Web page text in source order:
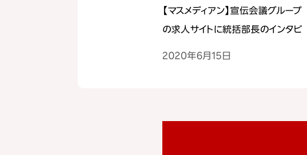
【マスメディアン】宣伝会議グループ
の求人サイトに統括部長のインタビ
2020年6月15日